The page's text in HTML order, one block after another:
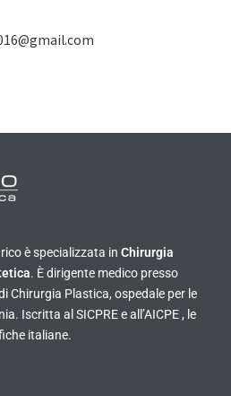
è specializzata in Chirurgia
. È dirigente medico presso
Chirurgia Plastica, ospedale per le
Iscritta al SICPRE e all’AICPE , le
italiane.